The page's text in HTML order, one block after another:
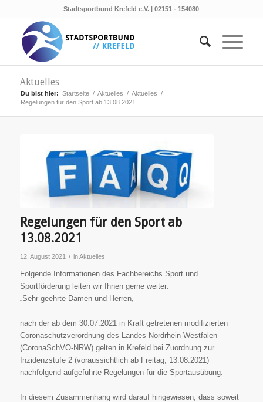
Stadtsportbund Krefeld e.V. | 02151 - 154080
Aktuelles
Du bist hier: Startseite / Aktuelles / Aktuelles /
Regelungen für den Sport ab 13.08.2021
Regelungen für den Sport ab
13.08.2021
12. August 2021 / inAktuelles
Folgende Informationen des Fachbereichs Sport und
Sportförderung leiten wir Ihnen gerne weiter:
„Sehr geehrte Damen und Herren,
nach der ab dem 30.07.2021 in Kraft getretenen modifizierten
Coronaschutzverordnung des Landes Nordrhein-Westfalen
(CoronaSchVO-NRW) gelten in Krefeld bei Zuordnung zur
Inzidenzstufe 2 (voraussichtlich ab Freitag, 13.08.2021)
nachfolgend aufgeführte Regelungen für die Sportausübung.
In diesem Zusammenhang wird darauf hingewiesen, dass soweit